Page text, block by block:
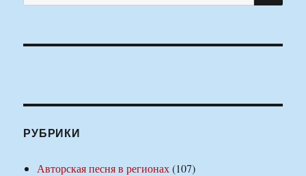
РУБРИКИ
Авторская песня в регионах(107)